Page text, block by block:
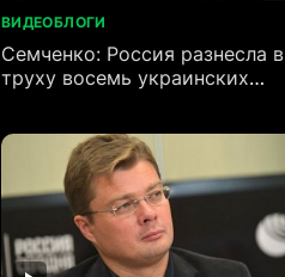
ВИДЕОБЛОГИ
Семченко: Россия разнесла в
труху восемь украинских